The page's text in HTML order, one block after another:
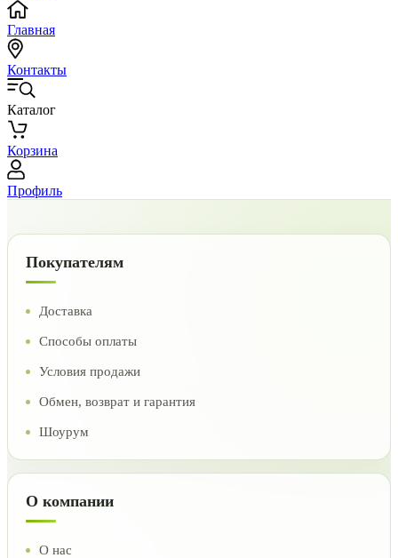
Главная
Контакты
Каталог
Корзина
Профиль
Покупателям
Доставка
Способы оплаты
Условия продажи
Обмен, возврат и гарантия
Шоурум
О компании
О нас